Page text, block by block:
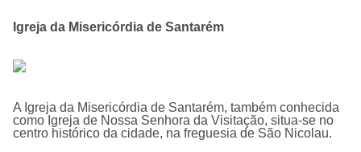
Igreja da Misericórdia de Santarém
A Igreja da Misericórdia de Santarém, também conhecida
como Igreja de Nossa Senhora da Visitação, situa-se no
centro histórico da cidade, na freguesia de São Nicolau.